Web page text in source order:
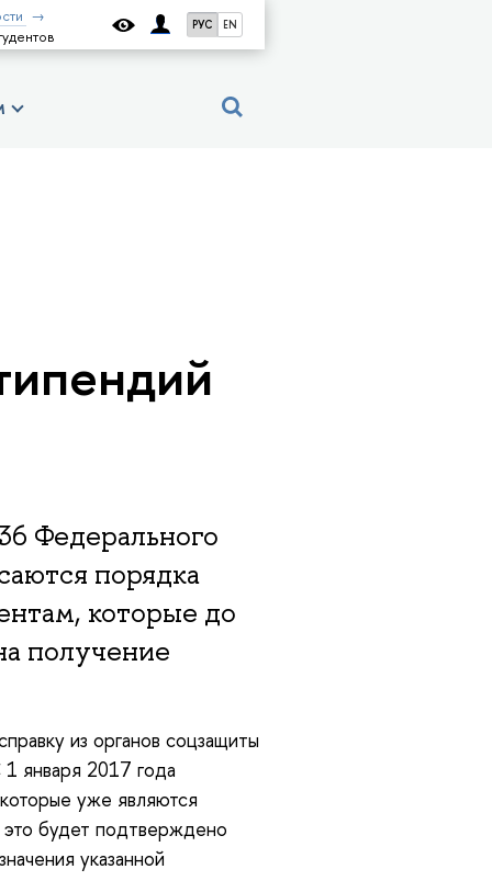
РУС EN
Федерального
порядка
которые до
получение
из органов соцзащиты
января 2017 года
уже являются
будет подтверждено
указанной